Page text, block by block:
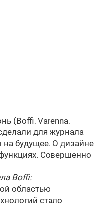
(Boffi, Varenna,
для журнала
на будущее. О дизайне
Совершенно
Boffi:
областью
стало